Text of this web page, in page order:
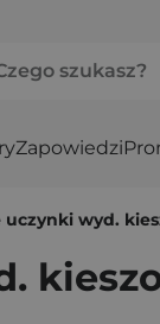
Zapowiedzi
uczynki wyd.